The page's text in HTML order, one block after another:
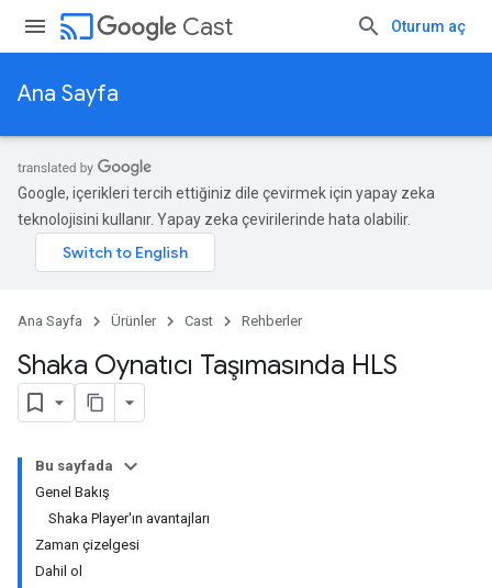
cast Cast Oturum aç
Ana Sayfa
Google, içerikleri tercih ettiğiniz dile çevirmek için yapay zeka
teknolojisini kullanır. Yapay zeka çevirilerinde hata olabilir.
Ana Sayfa Ürünler Cast Rehberler
Shaka Oynatıcı Taşımasında HLS
Bu sayfada
Genel Bakış
Shaka Player'ın avantajları
Zaman çizelgesi
Dahil ol